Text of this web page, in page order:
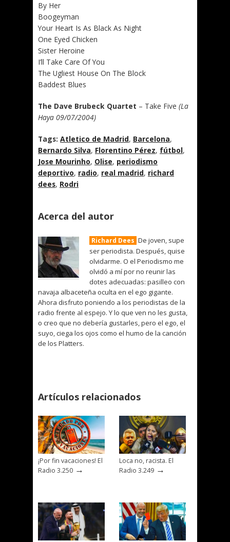
By Her
Boogeyman
Your Heart Is As Black As Night
One Eyed Chicken
Sister Heroine
I’ll Take Care Of You
The Ugliest House On The Block
Baddest Blues
The Dave Brubeck Quartet – Take Five (La
Haya 09/07/2004)
Tags: Atletico de Madrid, Barcelona,
Bernardo Silva, Florentino Pérez, fútbol,
Jose Mourinho, Olise, periodismo
deportivo, radio, real madrid, richard
dees, Rodri
Acerca del autor
Richard Dees De joven, supe
ser periodista. Después, quise
olvidarme. O el Periodismo me
olvidó a mí por no reunir las
dotes adecuadas: pasilleo con
navaja albaceteña oculta en el ego gigante.
Ahora disfruto poniendo a los periodistas de la
radio frente al espejo. Y lo que ven no les gusta,
o creo que no debería gustarles, pero el ego, el
suyo, ciega los ojos como el humo de la canción
de los Platters.
Artículos relacionados
¡Por fin vacaciones! El
Radio 3.250 →
Loca no, racista. El
Radio 3.249 →